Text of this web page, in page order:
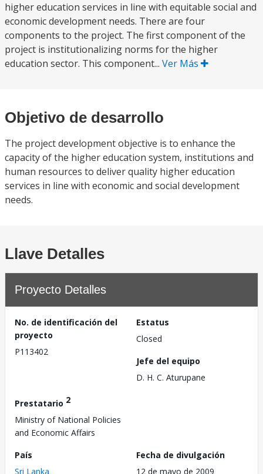
higher education services in line with equitable social and
economic development needs. There are four
components to the project. The first component of the
project is institutionalizing norms for the higher
education sector. This component... Ver Más
Objetivo de desarrollo
The project development objective is to enhance the
capacity of the higher education system, institutions and
human resources to deliver quality higher education
services in line with economic and social development
needs.
Llave Detalles
Proyecto Detalles
No. de identificación del
proyecto
P113402
Estatus
Closed
Jefe del equipo
D. H. C. Aturupane
Prestatario 2
Ministry of National Policies
and Economic Affairs
País
Sri Lanka
Fecha de divulgación
12 de mayo de 2009